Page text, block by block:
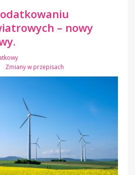
– nowy
Zmiany w przepisach